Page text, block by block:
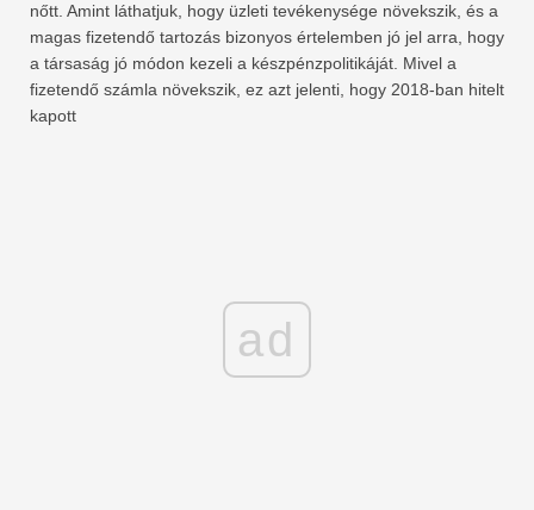
nőtt. Amint láthatjuk, hogy üzleti tevékenysége növekszik, és a
magas fizetendő tartozás bizonyos értelemben jó jel arra, hogy
a társaság jó módon kezeli a készpénzpolitikáját. Mivel a
fizetendő számla növekszik, ez azt jelenti, hogy 2018-ban hitelt
kapott
ad